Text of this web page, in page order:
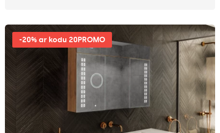
-20% ar kodu 20PROMO